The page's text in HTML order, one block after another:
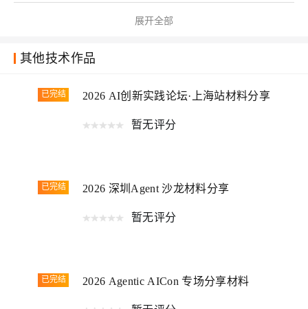
快速搭建 Serverless 在线图片处理应用
开发函数计算的正确姿势——使用交互模式安装依赖
展开全部
其他技术作品
已完结 2026 AI创新实践论坛·上海站材料分享
暂无评分
已完结 2026 深圳Agent 沙龙材料分享
暂无评分
已完结 2026 Agentic AICon 专场分享材料